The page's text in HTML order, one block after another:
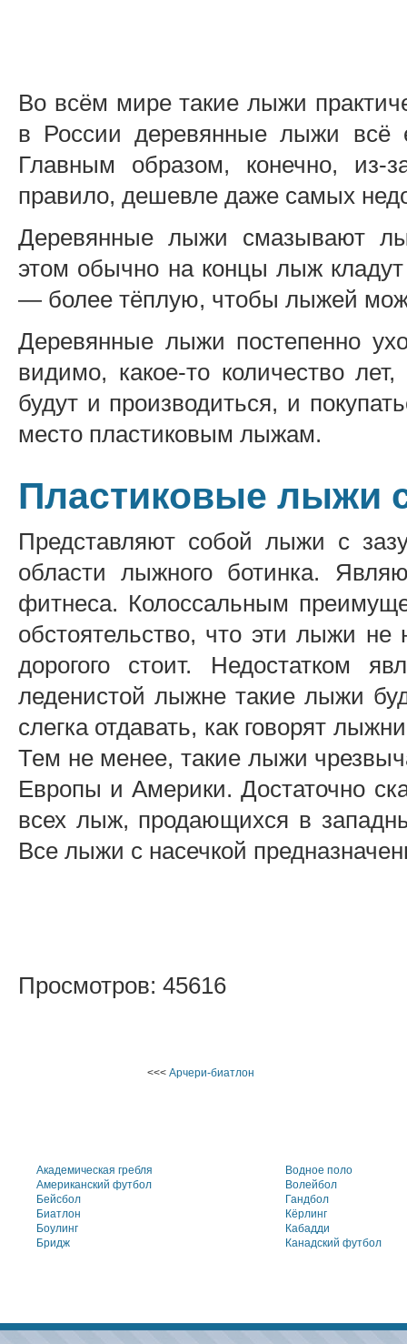
Во всём мире такие лыжи
в России деревянные лыжи всё
Главным образом, конечно,
правило, дешевле даже самых
Деревянные лыжи смазывают
этом обычно на концы лыж
— более тёплую, чтобы лыжей
Деревянные лыжи постепенно
видимо, какое-то количество
будут и производиться, и
место пластиковым лыжам.
Пластиковые лыжи
Представляют собой лыжи с
области лыжного ботинка.
фитнеса. Колоссальным
обстоятельство, что эти лыжи
дорогого стоит. Недостатком
леденистой лыжне такие лыжи
слегка отдавать, как говорят
Тем не менее, такие лыжи
Европы и Америки. Достаточно
всех лыж, продающихся в
Все лыжи с насечкой
Просмотров: 45616
<<< Арчери-биатлон
Академическая гребля
Американский футбол
Бейсбол
Биатлон
Боулинг
Бридж
Водное поло
Волейбол
Гандбол
Кёрлинг
Кабадди
Канадский футбол